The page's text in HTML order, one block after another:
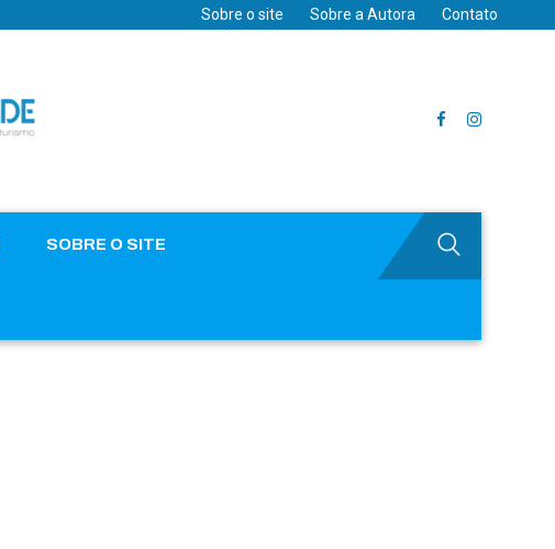
Sobre o site Sobre a Autora Contato
SOBRE O SITE